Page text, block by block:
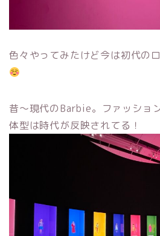
色々やってみたけど今は初代の
昔〜現代のBarbie。ファッショ
体型は時代が反映されてる！